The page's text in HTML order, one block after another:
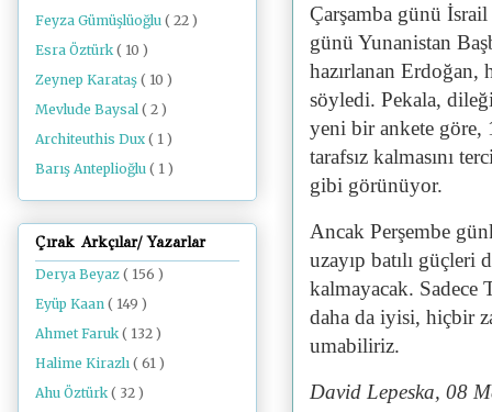
Çarşamba günü
günü Yunanistan
hazırlanan Erdoğan,
söyledi. Pekala,
yeni bir ankete göre,
tarafsız kalmasını
gibi görünüyor.
Ancak Perşembe
uzayıp batılı güçleri
kalmayacak. Sadece
daha da iyisi, hiçbir
umabiliriz.
David Lepeska, 08
Feyza Gümüşlüoğlu ( 22 )
Esra Öztürk ( 10 )
Zeynep Karataş ( 10 )
Mevlude Baysal ( 2 )
Architeuthis Dux ( 1 )
Barış Anteplioğlu ( 1 )
Çırak Arkçılar/ Yazarlar
Derya Beyaz ( 156 )
Eyüp Kaan ( 149 )
Ahmet Faruk ( 132 )
Halime Kirazlı ( 61 )
Ahu Öztürk ( 32 )